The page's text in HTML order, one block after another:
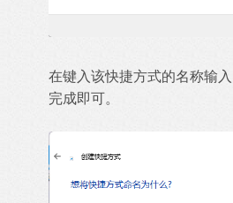
在键入该快捷方式的名称输
完成即可。